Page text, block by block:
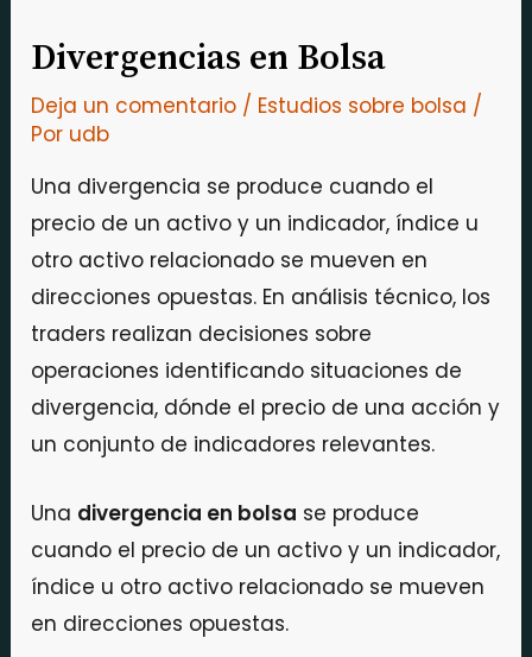
Divergencias en Bolsa
Deja un comentario / Estudios sobre bolsa /
Por udb
Una divergencia se produce cuando el
precio de un activo y un indicador, índice u
otro activo relacionado se mueven en
direcciones opuestas. En análisis técnico, los
traders realizan decisiones sobre
operaciones identificando situaciones de
divergencia, dónde el precio de una acción y
un conjunto de indicadores relevantes.
Una divergencia en bolsa se produce
cuando el precio de un activo y un indicador,
índice u otro activo relacionado se mueven
en direcciones opuestas.